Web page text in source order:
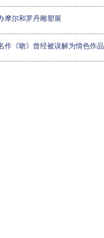
摩尔和罗丹雕塑展
作《吻》曾经被误解为情色作品